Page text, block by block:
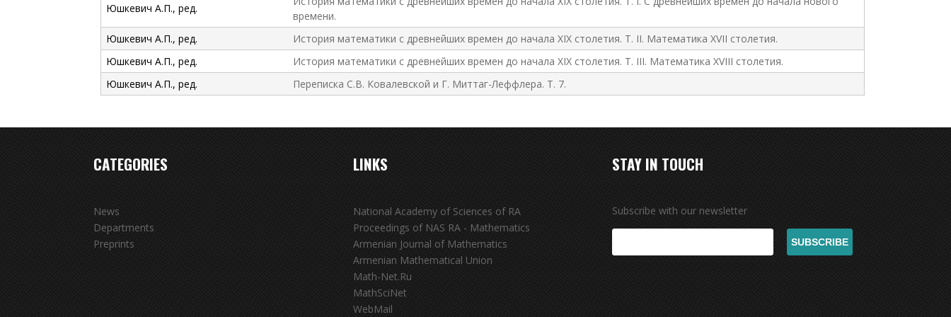
Юшкевич А.П., ред.
времени.
Юшкевич А.П., ред.
История математики с древнейших времен до начала XIX столетия. Т. II. Математика XVII столетия.
Юшкевич А.П., ред.
История математики с древнейших времен до начала XIX столетия. Т. III. Математика XVIII столетия.
Юшкевич А.П., ред.
Переписка С.В. Ковалевской и Г. Миттаг-Леффлера. Т. 7.
CATEGORIES
News
Departments
Preprints
LINKS
National Academy of Sciences of RA
Proceedings of NAS RA - Mathematics
Armenian Journal of Mathematics
Armenian Mathematical Union
Math-Net.Ru
MathSciNet
WebMail
STAY IN TOUCH
Subscribe with our newsletter